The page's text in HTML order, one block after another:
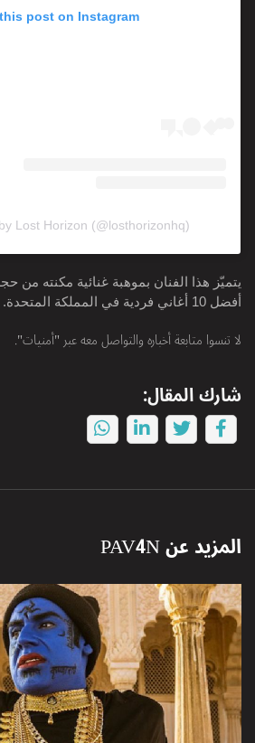
post on Instagram
Lost Horizon (@losthorizonhq)
يتميّز هذا الفنان بموهبة غنائية مكنته من
أفضل 10 أغاني فردية في المملكة المتحدة.
لا تنسوا متابعة أخباره والتواصل معه عبر "أمنيات".
شارك المقال:
المزيد عنPAV4N